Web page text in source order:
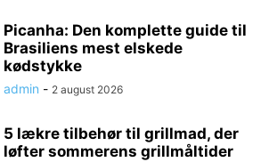
Picanha: Den komplette guide til
Brasiliens mest elskede
kødstykke
admin - 2 august 2026
5 lækre tilbehør til grillmad, der
løfter sommerens grillmåltider